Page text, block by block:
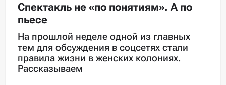
Спектакль не «по понятиям». А по
пьесе
На прошлой неделе одной из главных
тем для обсуждения в соцсетях стали
правила жизни в женских колониях.
Рассказываем